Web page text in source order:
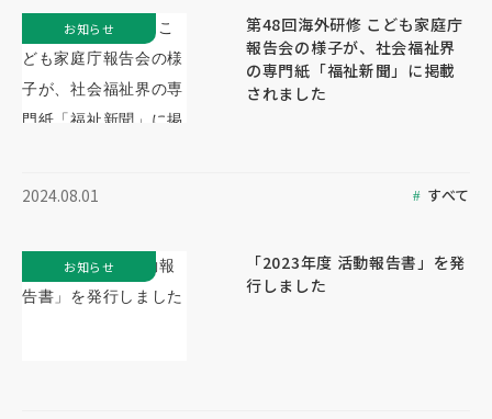
第48回海外研修 こども家庭庁
報告会の様子が、社会福祉界
の専門紙「福祉新聞」に掲載
されました
2024.08.01 すべて
お知らせ
「2023年度 活動報告書」を発
行しました
お知らせ